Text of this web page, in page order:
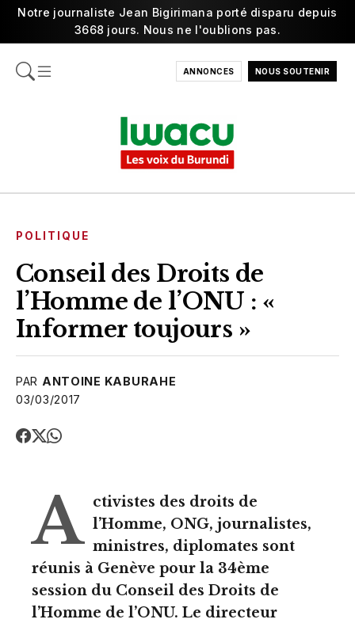
Notre journaliste Jean Bigirimana porté disparu depuis
3668 jours. Nous ne l'oublions pas.
ANNONCES NOUS SOUTENIR
POLITIQUE
Conseil des Droits de
l’Homme de l’ONU : «
Informer toujours »
PAR ANTOINE KABURAHE
03/03/2017
A ctivistes des droits de
l’Homme, ONG, journalistes,
ministres, diplomates sont
réunis à Genève pour la 34ème
session du Conseil des Droits de
l’Homme de l’ONU. Le directeur